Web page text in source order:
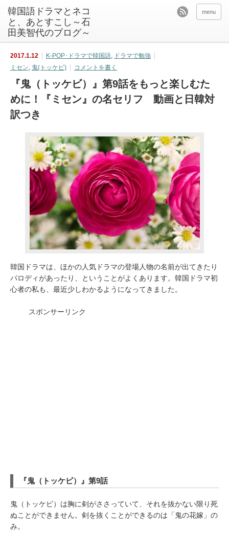
韓国語ドラマとネコ
と、あとすこし～石
田美智代のブログ～
menu
2017.1.12 K-POP･ドラマで韓国語, ドラマで勉強
ミセン, 鬼(トッケビ) コメントを書く
『鬼（トッケビ）』第9話をもっと楽しむた
めに！『ミセン』の名セリフ 動画と日韓対
訳つき
韓国ドラマは、ほかの人気ドラマの登場人物の名前が出てきたり
パロディがあったり、ということがよくあります。韓国ドラマ初
心者の私も、最近少しわかるようになってきました。
スポンサーリンク
『鬼（トッケビ）』第9話
鬼（トッケビ）は胸に剣がささっていて、それを抜かない限り死
ぬことができません。剣を抜くことができるのは「鬼の花嫁」の
み。